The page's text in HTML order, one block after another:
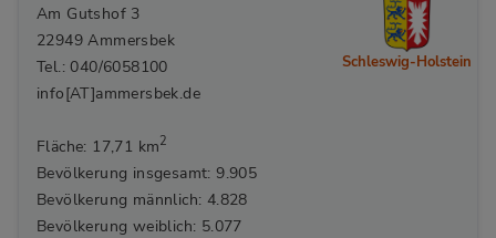
Am Gutshof 3
22949 Ammersbek
Tel.: 040/6058100
info[AT]ammersbek.de
Fläche: 17,71 km2
Bevölkerung insgesamt: 9.905
Bevölkerung männlich: 4.828
Bevölkerung weiblich: 5.077
Schleswig-Holstein